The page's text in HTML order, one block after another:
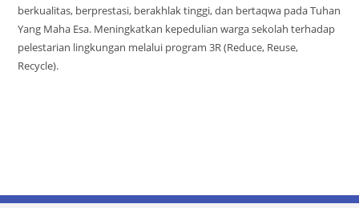
berkualitas, berprestasi, berakhlak tinggi, dan bertaqwa pada Tuhan
Yang Maha Esa. Meningkatkan kepedulian warga sekolah terhadap
pelestarian lingkungan melalui program 3R (Reduce, Reuse,
Recycle).